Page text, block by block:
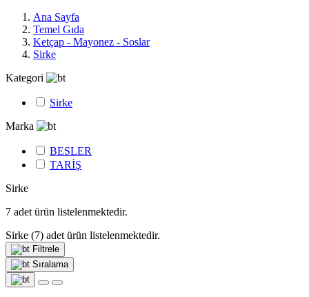
Ana Sayfa
Temel Gıda
Ketçap - Mayonez - Soslar
Sirke
Kategori
Sirke
Marka
BESLER
TARİŞ
Sirke
7 adet ürün listelenmektedir.
Sirke (7) adet ürün listelenmektedir.
Filtrele
Sıralama